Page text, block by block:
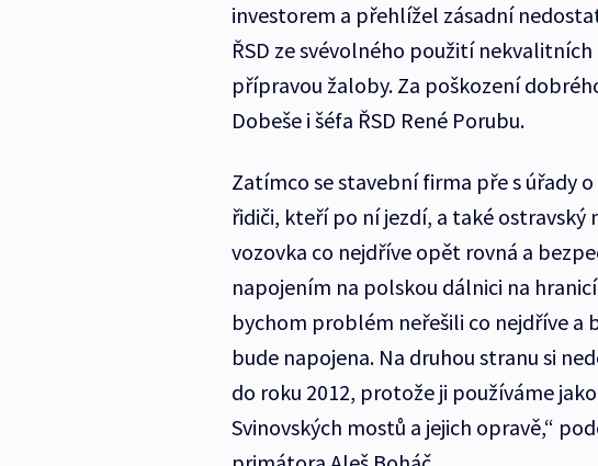
investorem a přehlížel zásadní
ŘSD ze svévolného použití
přípravou žaloby. Za poškození
Dobeše i šéfa ŘSD René Porubu.
Zatímco se stavební firma pře s úřady
řidiči, kteří po ní jezdí, a také
vozovka co nejdříve opět rovná a
napojením na polskou dálnici na
bychom problém neřešili co nejdříve a
bude napojena. Na druhou stranu si
do roku 2012, protože ji používáme
Svinovských mostů a jejich opravě,“